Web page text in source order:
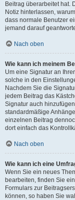
Beitrag überarbeitet hat.
Notiz hinterlassen,
dass normale Benutzer
jemand darauf
Nach oben
Wie kann ich meinem
Um eine Signatur an
solche in den
Nachdem Sie die
jedem Beitrag das
Signatur auch
standardmäßige
einzelnen Beitrag
dort einfach das
Nach oben
Wie kann ich eine
Wenn Sie ein neues
bearbeiten, finden Sie
Formulars zur
können, so haben Sie